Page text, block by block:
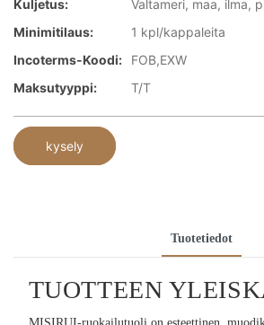
Kuljetus:
Valtameri, maa, ilma,
Minimitilaus:
1 kpl/kappaleita
Incoterms-Koodi:
FOB,EXW
Maksutyyppi:
T/T
kysely
Tuotetiedot
TUOTTEEN